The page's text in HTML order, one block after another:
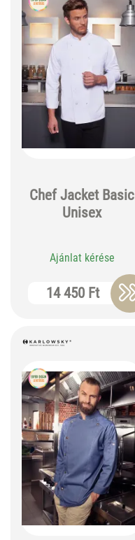
Chef Jacket Basic
Unisex
Ajánlat kérése
14 450 Ft